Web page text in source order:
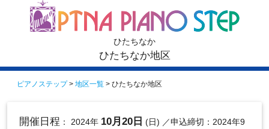
ひたちなか
ひたちなか地区
ピアノステップ> 地区一覧 > ひたちなか地区
開催日程 ： 2024年 10月20日 (日) ／申込締切：2024年9